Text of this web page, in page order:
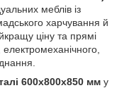
меблів із
харчування й
ціну та прямі
600х800х850 мм у